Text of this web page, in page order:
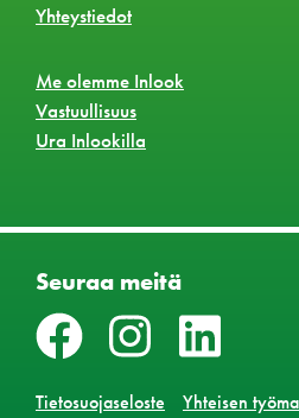
Yhteystiedot
Me olemme Inlook
Vastuullisuus
Ura Inlookilla
Seuraa meitä
Tietosuojaseloste
Yhteisen